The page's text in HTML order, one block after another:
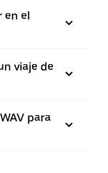
en el
viaje de
para